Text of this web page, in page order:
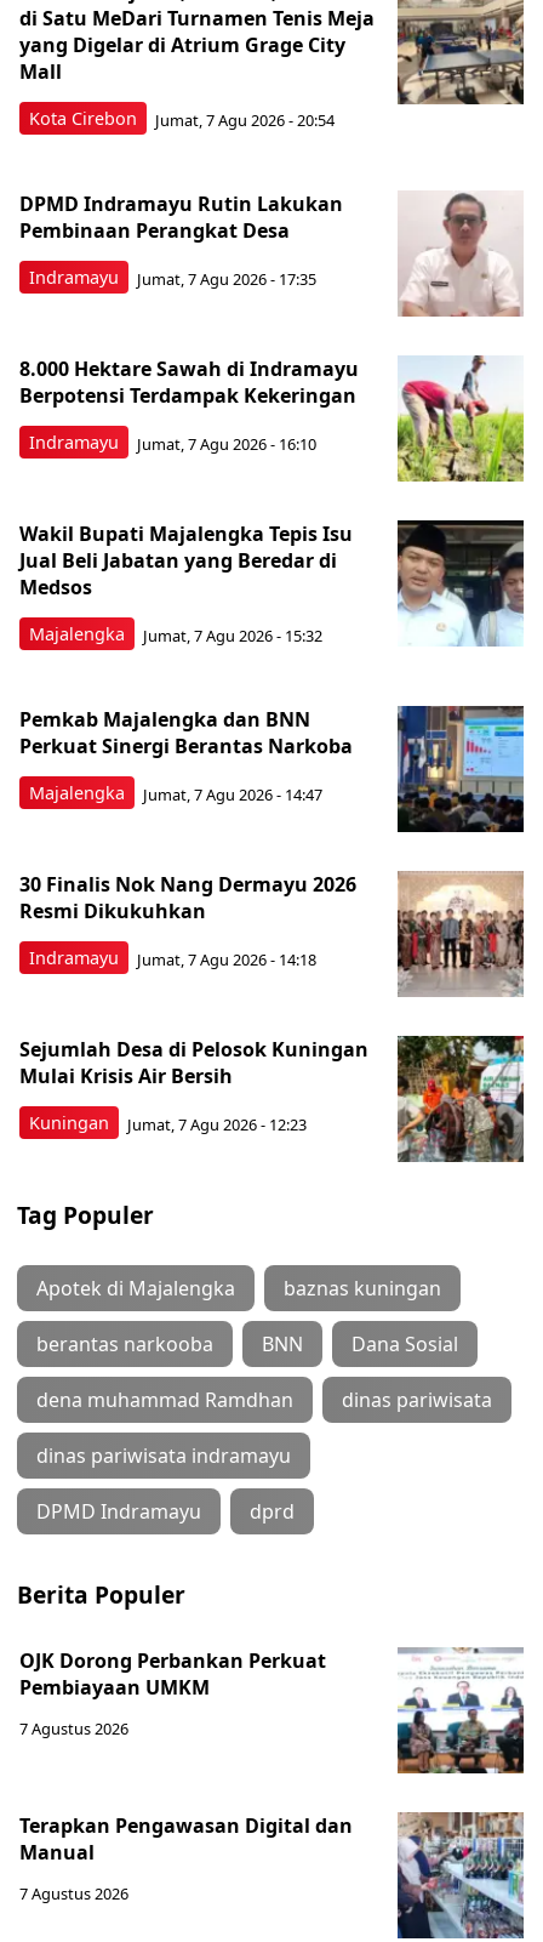
Kota Cirebon
di Satu MeDari Turnamen Tenis Meja
yang Digelar di Atrium Grage City
Mall
Jumat, 7 Agu 2026 - 20:54
Indramayu
DPMD Indramayu Rutin Lakukan
Pembinaan Perangkat Desa
Jumat, 7 Agu 2026 - 17:35
Indramayu
8.000 Hektare Sawah di Indramayu
Berpotensi Terdampak Kekeringan
Jumat, 7 Agu 2026 - 16:10
Majalengka
Wakil Bupati Majalengka Tepis Isu
Jual Beli Jabatan yang Beredar di
Medsos
Jumat, 7 Agu 2026 - 15:32
Majalengka
Pemkab Majalengka dan BNN
Perkuat Sinergi Berantas Narkoba
Jumat, 7 Agu 2026 - 14:47
Indramayu
30 Finalis Nok Nang Dermayu 2026
Resmi Dikukuhkan
Jumat, 7 Agu 2026 - 14:18
Kuningan
Sejumlah Desa di Pelosok Kuningan
Mulai Krisis Air Bersih
Jumat, 7 Agu 2026 - 12:23
Tag Populer
Apotek di Majalengka baznas kuningan
berantas narkooba BNN Dana Sosial
dena muhammad Ramdhan dinas pariwisata
dinas pariwisata indramayu
DPMD Indramayu dprd
Berita Populer
OJK Dorong Perbankan Perkuat
Pembiayaan UMKM
7 Agustus 2026
Terapkan Pengawasan Digital dan
Manual
7 Agustus 2026